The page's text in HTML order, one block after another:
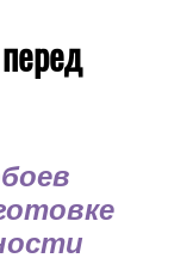
по
и НЕ выделяем